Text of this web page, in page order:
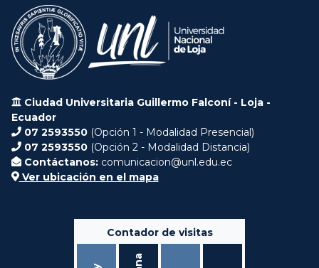
Ciudad Universitaria Guillermo Falconí - Loja -
Ecuador
07 2593550 (Opción 1 - Modalidad Presencial)
07 2593550 (Opción 2 - Modalidad Distancia)
Contáctanos: comunicacion@unl.edu.ec
Ver ubicación en el mapa
Contador de visitas